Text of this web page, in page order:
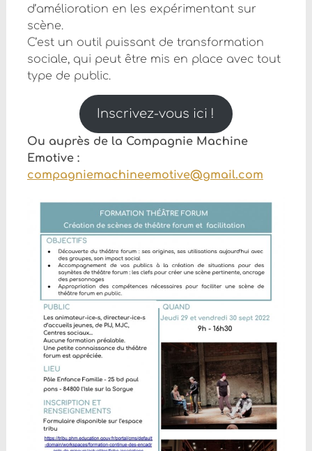
d’amélioration en les expérimentant sur
scène.
C’est un outil puissant de transformation
sociale, qui peut être mis en place avec tout
type de public.
Inscrivez-vous ici !
Ou auprès de la Compagnie Machine
Emotive :
compagniemachineemotive@gmail.com